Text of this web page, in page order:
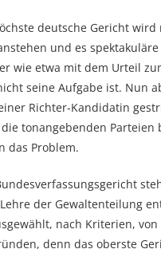
deutsche Gericht
und es
wie etwa mit dem Urteil
seine Aufgabe ist. Nun
Richter-Kandidatin
die tonangebenden
das Problem.
der Gewaltenteilung
nach Kriterien,
denn das oberste